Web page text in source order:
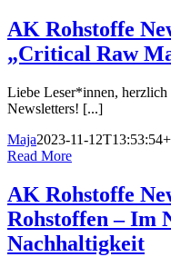
AK Rohstoffe
„Critical Raw
Liebe Leser*innen,
Newsletters! [...]
Maja2023-11-
Read More
AK Rohstoffe
Rohstoffen – Im
Nachhaltigkeit